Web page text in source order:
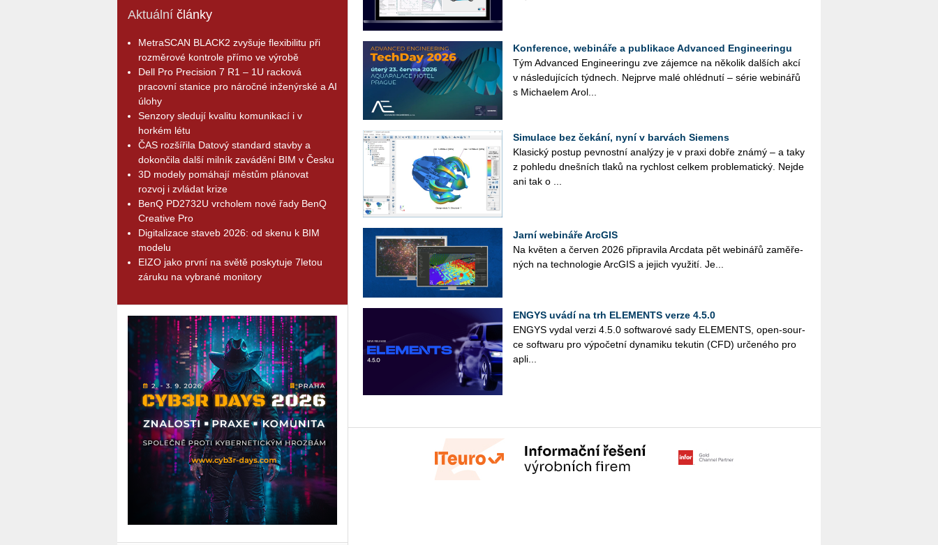
Aktuální články
MetraSCAN BLACK2 zvyšuje flexibilitu při
rozměrové kontrole přímo ve výrobě
Dell Pro Precision 7 R1 – 1U racková
pracovní stanice pro náročné inženýrské a AI
úlohy
Senzory sledují kvalitu komunikací i v
horkém létu
ČAS rozšířila Datový standard stavby a
dokončila další milník zavádění BIM v Česku
3D modely pomáhají městům plánovat
rozvoj i zvládat krize
BenQ PD2732U vrcholem nové řady BenQ
Creative Pro
Digitalizace staveb 2026: od skenu k BIM
modelu
EIZO jako první na světě poskytuje 7letou
záruku na vybrané monitory
Konference, webináře a publikace Advanced Engineeringu
Tým Advan­ced En­gi­nee­rin­gu zve zá­jem­ce na ně­ko­lik dal­ších akcí
v ná­sle­du­jí­cích týd­nech. Nej­pr­ve malé ohléd­nu­tí – série webi­ná­řů
s Mi­cha­e­lem Arol...
Simulace bez čekání, nyní v barvách Siemens
Kla­sic­ký po­stup pev­nost­ní ana­lý­zy je v praxi dobře známý – a taky
z po­hle­du dneš­ních tlaků na rych­lost cel­kem pro­ble­ma­tic­ký. Nejde
ani tak o ...
Jarní webináře ArcGIS
Na kvě­ten a čer­ven 2026 při­pra­vi­la Arc­da­ta pět webi­ná­řů za­mě­ře­
ných na tech­no­lo­gie Ar­c­GIS a je­jich vy­u­ži­tí. Je...
ENGYS uvádí na trh ELEMENTS verze 4.5.0
ENGYS vydal verzi 4.5.0 soft­wa­ro­vé sady ELE­MENTS, open-sour­
ce soft­wa­ru pro vý­po­čet­ní dy­na­mi­ku te­ku­tin (CFD) ur­če­né­ho pro
apli­...